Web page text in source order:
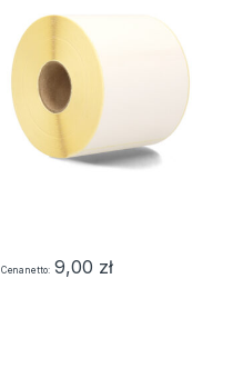
Cena netto 9,00 zł